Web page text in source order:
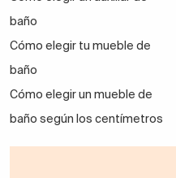
baño
Cómo elegir tu mueble de
baño
Cómo elegir un mueble de
baño según los centímetros